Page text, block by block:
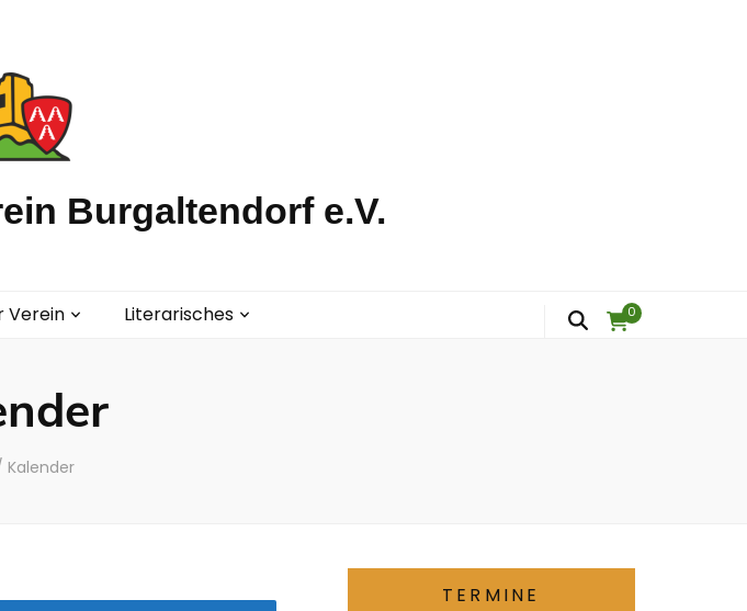
Burgaltendorf e.V.
Verein Literarisches 0
Kalender
TERMINE